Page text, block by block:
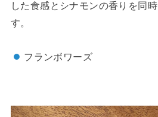
した食感とシナモンの香りを同
す。
フランボワーズ